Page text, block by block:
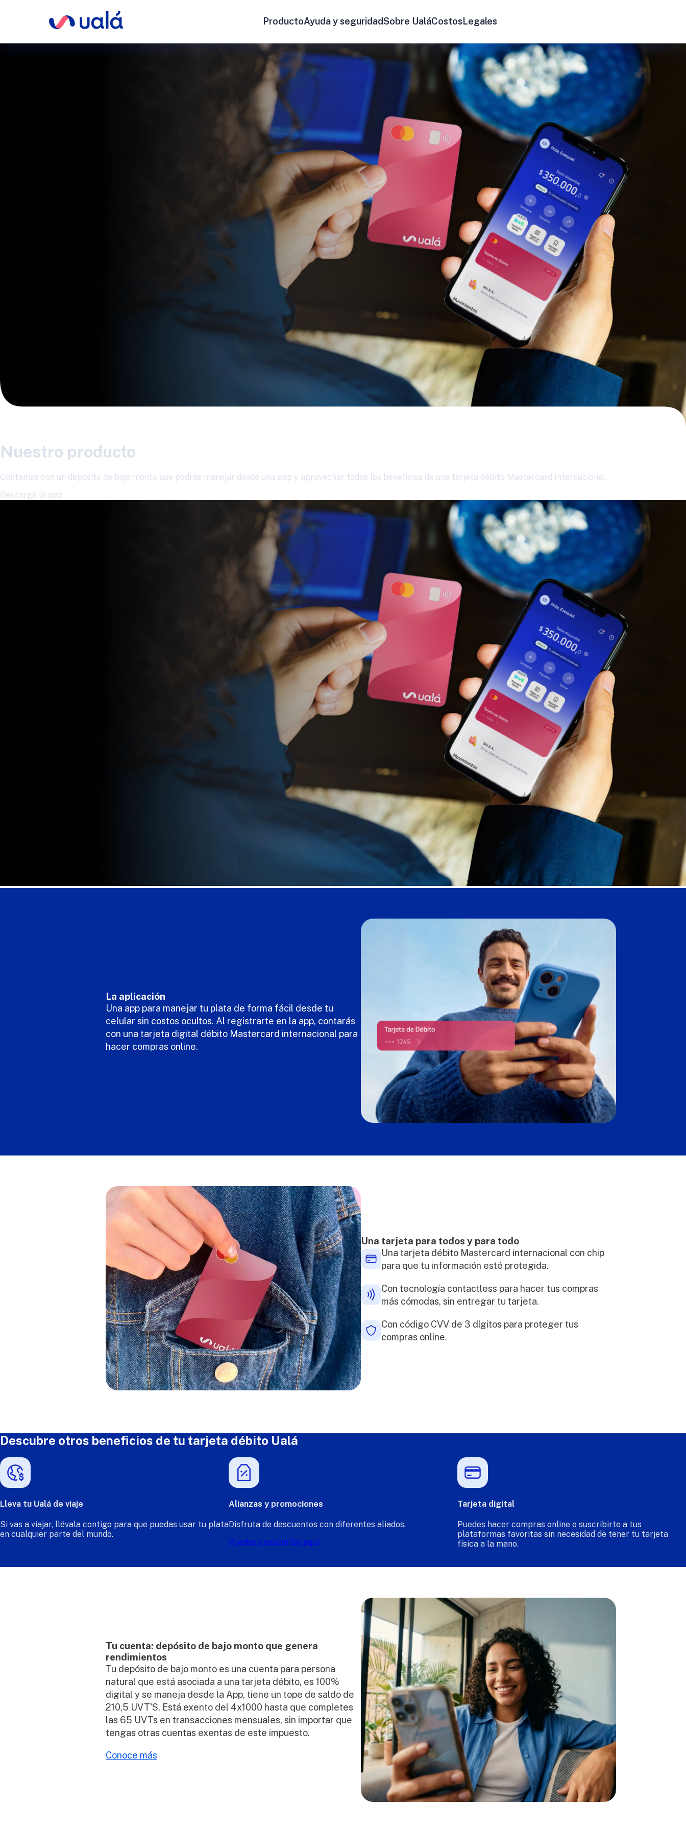
ProductoAyuda y seguridadSobre UaláCostos Legales
Nuestro producto
Contamos con un depósito de bajo monto que podrás manejar desde una app y aprovechar todos los beneficios de una tarjeta débito Mastercard Internacional.
Descarga la app
La aplicación
Una app para manejar tu plata de forma fácil desde tu
celular sin costos ocultos. Al registrarte en la app, contarás
con una tarjeta digital débito Mastercard internacional para
hacer compras online.
Una tarjeta para todos y para todo
Una tarjeta débito Mastercard internacional con chip
para que tu información esté protegida.
Con tecnología contactless para hacer tus compras
más cómodas, sin entregar tu tarjeta.
Con código CVV de 3 dígitos para proteger tus
compras online.
Descubre otros beneficios de tu tarjeta débito Ualá
Lleva tu Ualá de viaje
Si vas a viajar, llévala contigo para que puedas usar tu plata
en cualquier parte del mundo.
Alianzas y promociones
Disfruta de descuentos con diferentes aliados.
Puedes conocerlos aquí
Tarjeta digital
Puedes hacer compras online o suscribirte a tus
plataformas favoritas sin necesidad de tener tu tarjeta
física a la mano.
Tu cuenta: depósito de bajo monto que genera
rendimientos
Tu depósito de bajo monto es una cuenta para persona
natural que está asociada a una tarjeta débito, es 100%
digital y se maneja desde la App, tiene un tope de saldo de
210,5 UVT'S. Está exento del 4x1000 hasta que completes
las 65 UVTs en transacciones mensuales, sin importar que
tengas otras cuentas exentas de este impuesto.
Conoce más